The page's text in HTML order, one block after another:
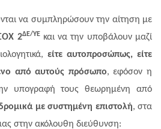
να συμπληρώσουν την αίτηση με
2ΔΕ/ΥΕκαι να την υποβάλουν μαζί
είτε αυτοπροσώπως, είτε
από αυτούς πρόσωπο, εφόσον η
υπογραφή τους θεωρημένη από
με συστημένη επιστολή, στα
στην ακόλουθη διεύθυνση: